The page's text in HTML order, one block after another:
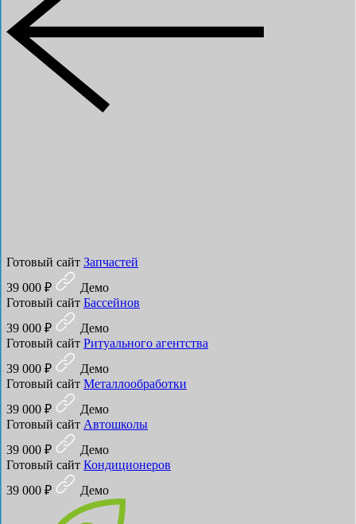
Готовый сайт Запчастей
39 000 ₽
Демо
Готовый сайт Бассейнов
39 000 ₽
Демо
Готовый сайт Ритуального агентства
39 000 ₽
Демо
Готовый сайт Металлообработки
39 000 ₽
Демо
Готовый сайт Автошколы
39 000 ₽
Демо
Готовый сайт Кондиционеров
39 000 ₽
Демо